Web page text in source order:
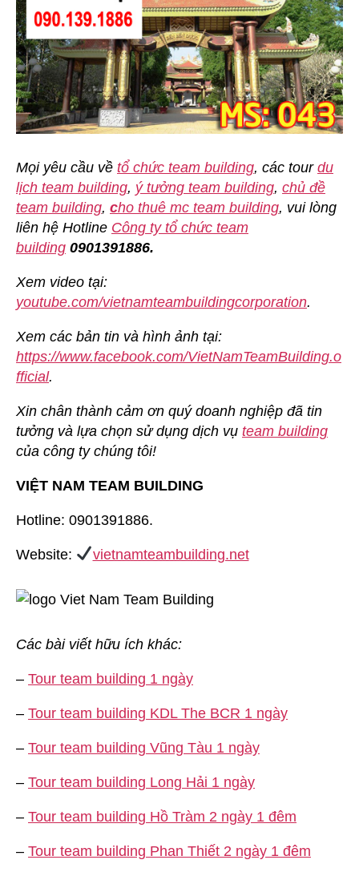
Mọi yêu cầu về tổ chức team building, các tour du
lịch team building, ý tưởng team building, chủ đề
team building, cho thuê mc team building, vui lòng
liên hệ Hotline Công ty tổ chức team
building 0901391886.
Xem video tại:
youtube.com/vietnamteambuildingcorporation.
Xem các bản tin và hình ảnh tại:
https://www.facebook.com/VietNamTeamBuilding.o
fficial.
Xin chân thành cảm ơn quý doanh nghiệp đã tin
tưởng và lựa chọn sử dụng dịch vụ team building
của công ty chúng tôi!
VIỆT NAM TEAM BUILDING
Hotline: 0901391886.
Website: vietnamteambuilding.net
Các bài viết hữu ích khác:
– Tour team building 1 ngày
– Tour team building KDL The BCR 1 ngày
– Tour team building Vũng Tàu 1 ngày
– Tour team building Long Hải 1 ngày
– Tour team building Hồ Tràm 2 ngày 1 đêm
– Tour team building Phan Thiết 2 ngày 1 đêm